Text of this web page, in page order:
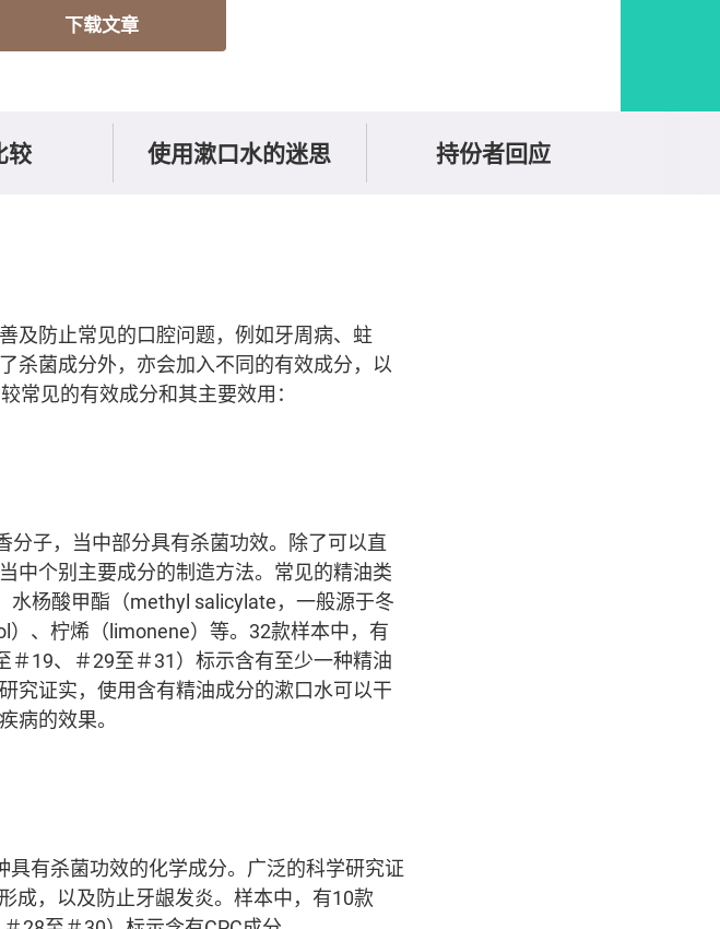
下载文章
较 使用漱口水的迷思 持份者回应
及防止常见的口腔问题，例如牙周病、蛀
杀菌成分外，亦会加入不同的有效成分，以
常见的有效成分和其主要效用：
子，当中部分具有杀菌功效。除了可以直
中个别主要成分的制造方法。常见的精油类
杨酸甲酯（methyl salicylate，一般源于冬
、柠烯（limonene）等。32款样本中，有
19、＃29至＃31）标示含有至少一种精油
究证实，使用含有精油成分的漱口水可以干
病的效果。
有杀菌功效的化学成分。广泛的科学研究证
成，以及防止牙龈发炎。样本中，有10款